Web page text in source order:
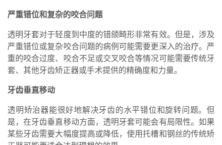
严重错位和复杂的咬合问题
透明牙套对于轻度到中度的错颌畸形非常有效。但是，涉及
严重错位或复杂咬合问题的病例可能需要更深入的治疗。严
重的咬合过度、咬合不足或交叉咬合等情况可能需要传统牙
套、其他牙齿矫正器或手术提供的精确度和力量。
牙齿垂直移动
透明矫治器能很好地解决牙齿的水平错位和旋转问题。但
是，在牙齿垂直移动方面，透明牙套可能会有局限性。如果
某些牙齿需要大幅度提高或降低，使用托槽和钢丝的传统矫